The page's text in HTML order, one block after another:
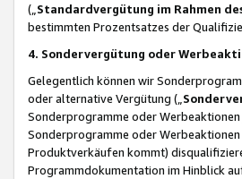
(„ Standardvergütung im Rahmen
bestimmten Prozentsatzes der
4. Sondervergütung oder
Gelegentlich können wir
oder alternative Vergütung („
Sonderprogramme oder
Sonderprogramme oder
Produktverkäufen kommt)
Programmdokumentation im Hinblick